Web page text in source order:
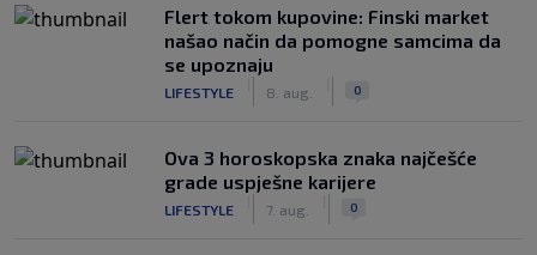
Flert tokom kupovine: Finski market
našao način da pomogne samcima da
se upoznaju
LIFESTYLE 8. aug. 0
Ova 3 horoskopska znaka najčešće
grade uspješne karijere
LIFESTYLE 7. aug. 0